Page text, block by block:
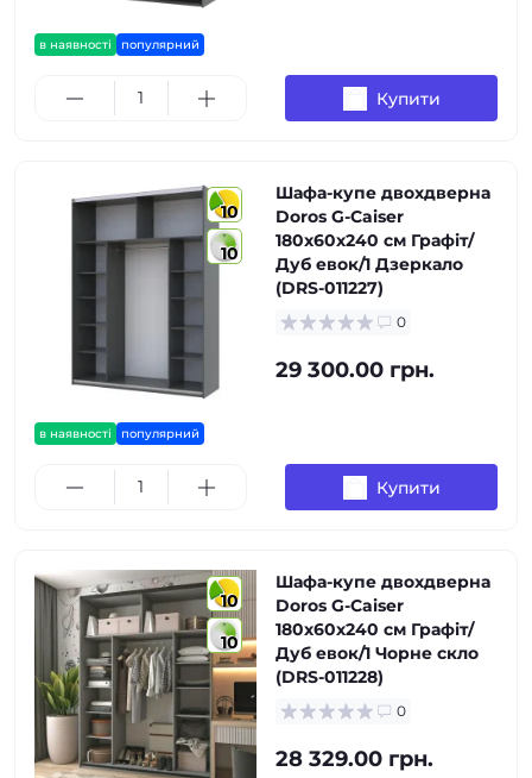
в наявності популярний
Купити
10
10
в наявності популярний
Шафа-купе двохдверна
Doros G-Caiser
180х60х240 см Графіт/
Дуб евок/1 Дзеркало
(DRS-011227)
0
29 300.00 грн.
Купити
10
10
Шафа-купе двохдверна
Doros G-Caiser
180х60х240 см Графіт/
Дуб евок/1 Чорне скло
(DRS-011228)
0
28 329.00 грн.